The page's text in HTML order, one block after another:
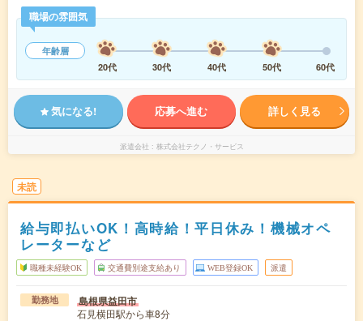
職場の雰囲気
年齢層
20代
30代 40代 50代 60代
気になる! 応募へ進む 詳しく見る
派遣会社 株式会社テクノ・サービス
未読
給与即払いOK！高時給！平日休み！機械オペ
レーターなど
職種未経験OK 交通費別途支給あり WEB登録OK 派遣
勤務地 島根県益田市
石見横田駅から車8分